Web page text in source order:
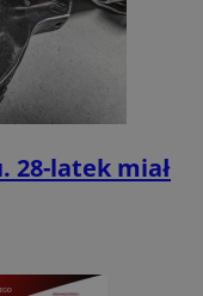
28-latek miał